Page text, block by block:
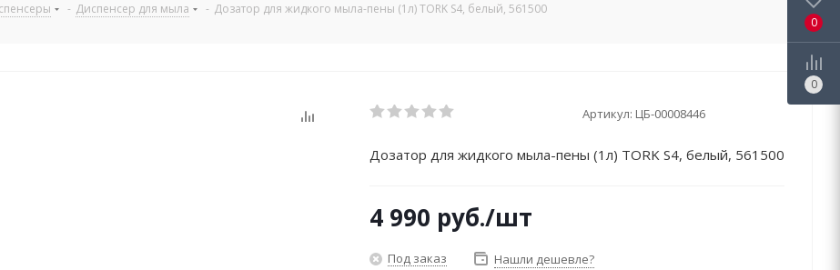
- Диспенсер для мыла - Дозатор для жидкого мыла-пены (1л) TORK S4, белый, 561500
Артикул: ЦБ-00008446
Дозатор для жидкого мыла-пены (1л) TORK S4, белый, 561500
4 990 руб./шт
Под заказ Нашли дешевле?
0
0